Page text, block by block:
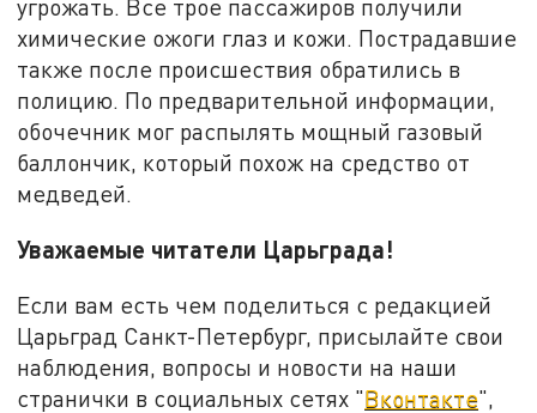
угрожать. Все трое пассажиров получили
химические ожоги глаз и кожи. Пострадавшие
также после происшествия обратились в
полицию. По предварительной информации,
обочечник мог распылять мощный газовый
баллончик, который похож на средство от
медведей.
Уважаемые читатели Царьграда!
Если вам есть чем поделиться с редакцией
Царьград Санкт-Петербург, присылайте свои
наблюдения, вопросы и новости на наши
странички в социальных сетях "Вконтакте",